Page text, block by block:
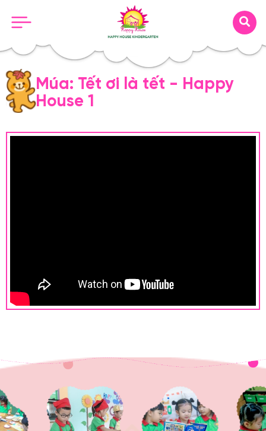
Múa: Tết ơi là tết - Happy
House 1